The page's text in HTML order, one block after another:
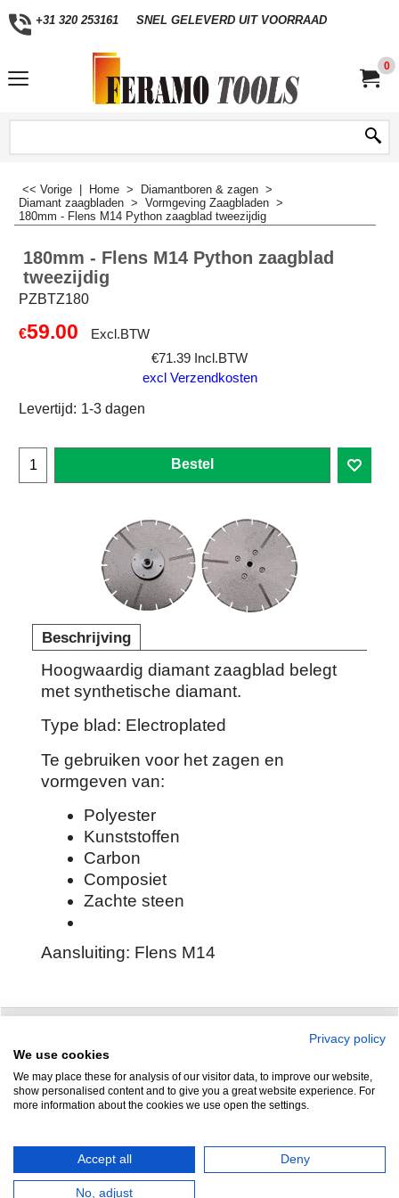
+31 320 253161 SNEL GELEVERD UIT VOORRAAD
0
<< Vorige Home > Diamantboren & zagen >
Diamant zaagbladen > Vormgeving Zaagbladen >
180mm - Flens M14 Python zaagblad tweezijdig
180mm - Flens M14 Python zaagblad
tweezijdig
PZBTZ180
€59.00
Excl.BTW
€71.39 Incl.BTW
excl Verzendkosten
Levertijd: 1-3 dagen
Bestel
Beschrijving
Hoogwaardig diamant zaagblad belegt
met synthetische diamant.
Type blad: Electroplated
Te gebruiken voor het zagen en
vormgeven van:
Polyester
Kunststoffen
Carbon
Composiet
Zachte steen
Aansluiting: Flens M14
Zuidersluisweg 42
8243 RC Lelystad
Tel: +31(0)320
253161
Privacy policy
We use cookies
We may place these for analysis of our visitor data, to improve our website,
show personalised content and to give you a great website experience. For
more information about the cookies we use open the settings.
Accept all Deny
No, adjust